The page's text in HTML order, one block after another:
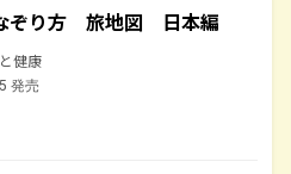
ぞり方 旅地図 日本編
健康
発売